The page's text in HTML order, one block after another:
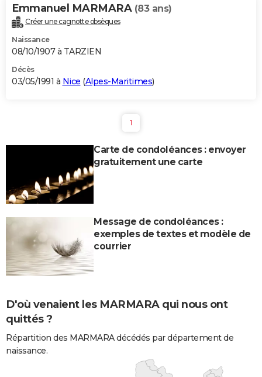
Emmanuel MARMARA (83 ans)
Créer une cagnotte obsèques
Naissance
08/10/1907 à TARZIEN
Décès
03/05/1991 à Nice (Alpes-Maritimes)
1
Carte de condoléances : envoyer
gratuitement une carte
Message de condoléances :
exemples de textes et modèle de
courrier
D'où venaient les MARMARA qui nous ont
quittés ?
Répartition des MARMARA décédés par département de
naissance.